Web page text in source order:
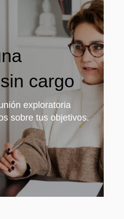
cargo
exploratoria
sobre tus objetivos.